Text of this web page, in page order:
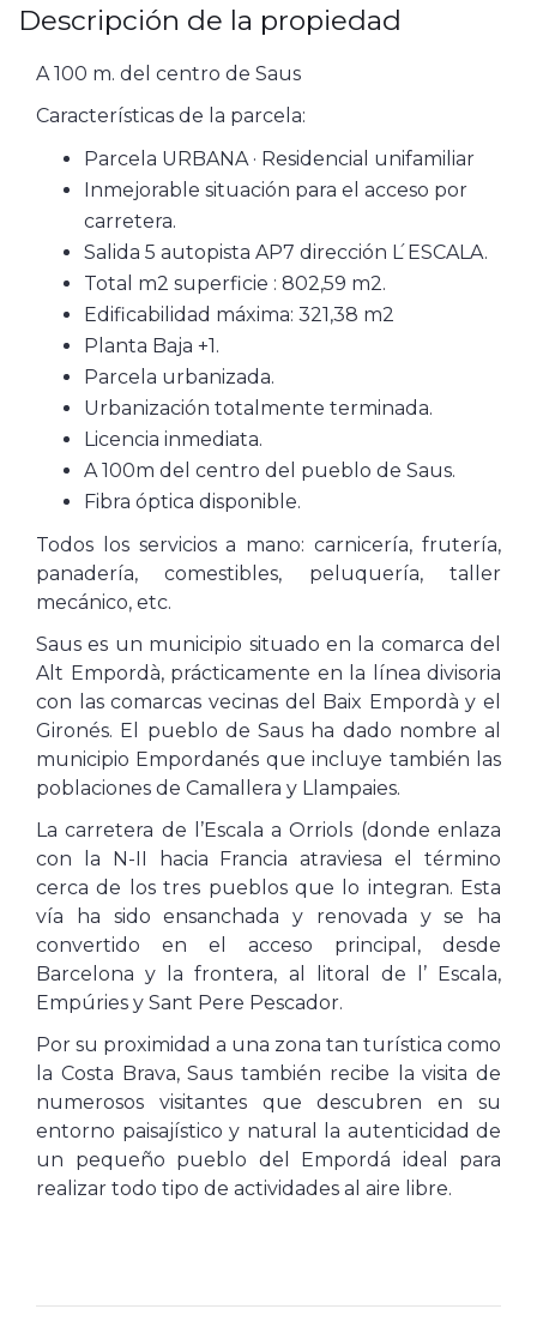
Descripción de la propiedad
A 100 m. del centro de Saus
Características de la parcela:
Parcela URBANA · Residencial unifamiliar
Inmejorable situación para el acceso por
carretera.
Salida 5 autopista AP7 dirección L ́ESCALA.
Total m2 superficie : 802,59 m2.
Edificabilidad máxima: 321,38 m2
Planta Baja +1.
Parcela urbanizada.
Urbanización totalmente terminada.
Licencia inmediata.
A 100m del centro del pueblo de Saus.
Fibra óptica disponible.
Todos los servicios a mano: carnicería, frutería,
panadería, comestibles, peluquería, taller
mecánico, etc.
Saus es un municipio situado en la comarca del
Alt Empordà, prácticamente en la línea divisoria
con las comarcas vecinas del Baix Empordà y el
Gironés. El pueblo de Saus ha dado nombre al
municipio Empordanés que incluye también las
poblaciones de Camallera y Llampaies.
La carretera de l’Escala a Orriols (donde enlaza
con la N-II hacia Francia atraviesa el término
cerca de los tres pueblos que lo integran. Esta
vía ha sido ensanchada y renovada y se ha
convertido en el acceso principal, desde
Barcelona y la frontera, al litoral de l’ Escala,
Empúries y Sant Pere Pescador.
Por su proximidad a una zona tan turística como
la Costa Brava, Saus también recibe la visita de
numerosos visitantes que descubren en su
entorno paisajístico y natural la autenticidad de
un pequeño pueblo del Empordá ideal para
realizar todo tipo de actividades al aire libre.